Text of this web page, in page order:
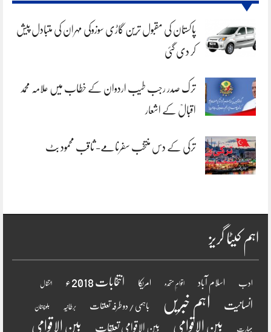
پاکستان کی مقبول ترین گاڑی سوزوکی مہران کی متبادل پیش
کر دی گئی
ترک صدر رجب طیب اردوان کے خطاب میں علامہ محمد
اقبالؒ کے اشعار
ترکی کے دس منتخب سفرنامے- ثاقب محمود بٹ
اہم کیٹا گریز
ادب اسلام آباد اقوامِ متحدہ امریکا انتخابات 2018ء انتقال
انسانیت اہم خبریں باہمی / دو طرفہ تعلقات برطانیہ بلوچستان
بھارت بین الاقوامی بین الاقوامی تعلقات
بین الاقوامی